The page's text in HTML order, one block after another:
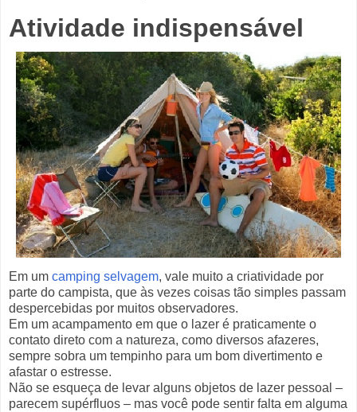
Atividade indispensável
Em um camping selvagem, vale muito a criatividade por
parte do campista, que às vezes coisas tão simples passam
despercebidas por muitos observadores.
Em um acampamento em que o lazer é praticamente o
contato direto com a natureza, como diversos afazeres,
sempre sobra um tempinho para um bom divertimento e
afastar o estresse.
Não se esqueça de levar alguns objetos de lazer pessoal –
parecem supérfluos – mas você pode sentir falta em alguma